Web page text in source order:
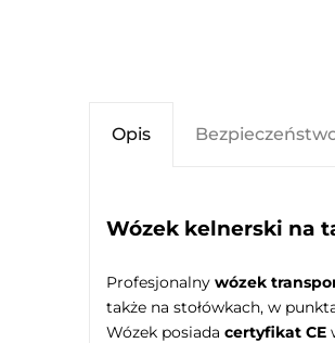
Opis
Wózek kelnerski na
Profesjonalny wózek
także na stołówkach, w
Wózek posiada certyfikat CE